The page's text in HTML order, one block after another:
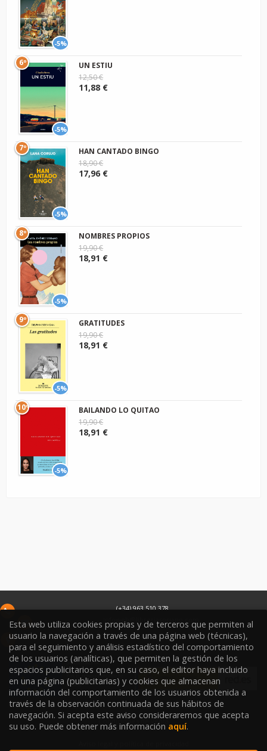
-5%
-5%
6º
UN ESTIU
12,50 €
11,88 €
-5%
7º
HAN CANTADO BINGO
18,90 €
17,96 €
-5%
8º
NOMBRES PROPIOS
19,90 €
18,91 €
-5%
9º
GRATITUDES
19,90 €
18,91 €
-5%
10º
BAILANDO LO QUITAO
19,90 €
18,91 €
(+34) 963 510 378
infoweb@libreriasoriano.com
C/ Xàtiva 15
46002 Valencia España
Condiciones de venta
Esta web utiliza cookies propias y de terceros que permiten al
usuario la navegación a través de una página web (técnicas),
para el seguimiento y análisis estadístico del comportamiento
de los usuarios (analíticas), que permiten la gestión de los
espacios publicitarios que, en su caso, el editor haya incluido
en una página (publicitarias) y cookies que almacenan
información del comportamiento de los usuarios obtenida a
través de la observación continuada de sus hábitos de
navegación. Si acepta este aviso consideraremos que acepta
su uso. Puede obtener más información aquí.